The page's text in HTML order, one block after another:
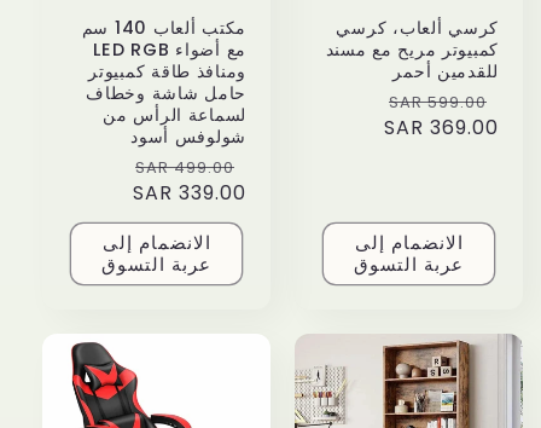
كرسي ألعاب، كرسي
كمبيوتر مريح مع مسند
للقدمين أحمر
Regular
price
599.00 SAR
Sale
price
369.00 SAR
الانضمام إلى
عربة التسوق
مكتب ألعاب 140 سم
مع أضواء LED RGB
ومنافذ طاقة كمبيوتر
حامل شاشة وخطاف
لسماعة الرأس من
شولوفس أسود
Regular
price
499.00 SAR
Sale
price
339.00 SAR
الانضمام إلى
عربة التسوق